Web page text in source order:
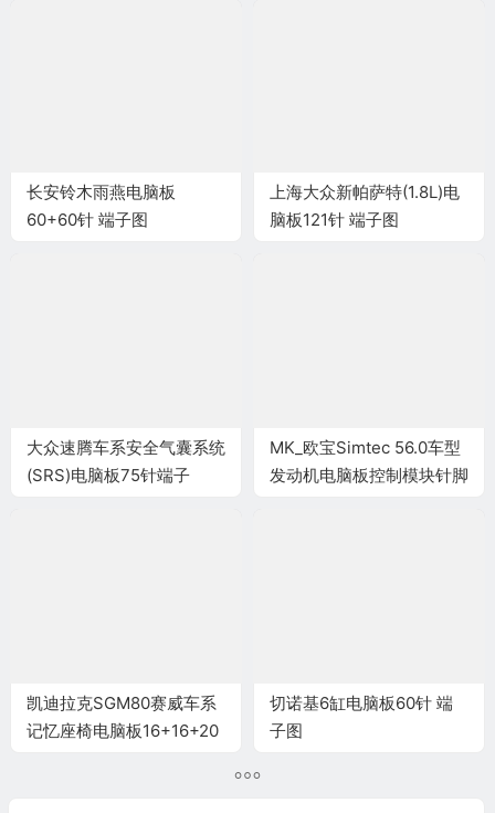
长安铃木雨燕电脑板
60+60针 端子图
上海大众新帕萨特(1.8L)电
脑板121针 端子图
大众速腾车系安全气囊系统
(SRS)电脑板75针端子
MK_欧宝Simtec 56.0车型
发动机电脑板控制模块针脚
凯迪拉克SGM80赛威车系
记忆座椅电脑板16+16+20
切诺基6缸电脑板60针 端
子图